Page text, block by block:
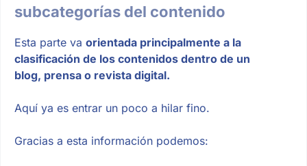
subcategorías del contenido
Esta parte va orientada principalmente a la
clasificación de los contenidos dentro de un
blog, prensa o revista digital.
Aquí ya es entrar un poco a hilar fino.
Gracias a esta información podemos: